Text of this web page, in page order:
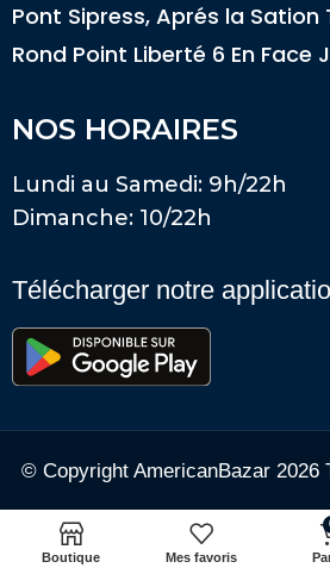
Pont Sipress, Aprés la Sation
Rond Point Liberté 6 En Face
NOS HORAIRES
Lundi au Samedi: 9h/22h
Dimanche: 10/22h
Télécharger notre
© Copyright AmericanBazar 2026
Boutique Mes favoris